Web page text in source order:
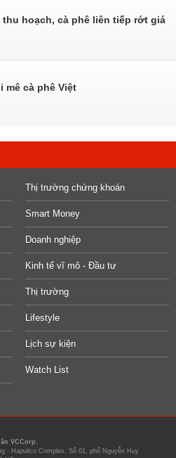
hoạch, cà phê liên tiếp rớt giá
mê cà phê Việt
Thị trường chứng khoán
Smart Money
Doanh nghiệp
Kinh tế vĩ mô - Đầu tư
Thị trường
Lifestyle
Lịch sự kiện
Watch List
VCCorp.
- Hapulico Complex, Số 01, phố Nguyễn Huy